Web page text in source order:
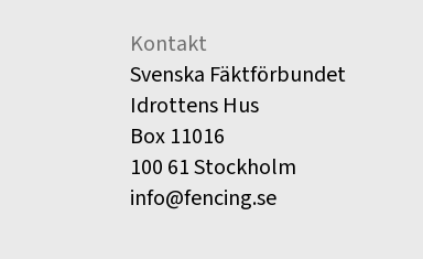
Kontakt
Svenska Fäktförbundet
Idrottens Hus
Box 11016
100 61 Stockholm
info@fencing.se